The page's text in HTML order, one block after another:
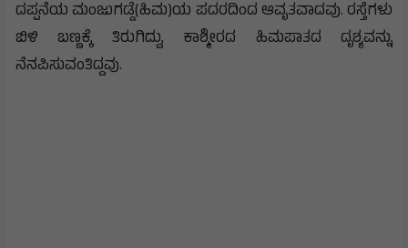
ದಪ್ಪನೆಯ ಮಂಜುಗಡ್ಡೆ(ಹಿಮ)ಯ ಪದರದಿಂದ ಆವೃತವಾದವು. ರಸ್ತೆಗಳು
ಬಿಳಿ ಬಣ್ಣಕ್ಕೆ ತಿರುಗಿದ್ದು, ಕಾಶ್ಮೀರದ ಹಿಮಪಾತದ ದೃಶ್ಯವನ್ನು
ನೆನಪಿಸುವಂತಿದ್ದವು.